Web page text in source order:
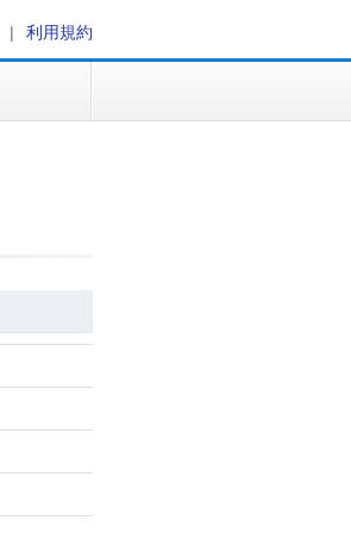
利用規約